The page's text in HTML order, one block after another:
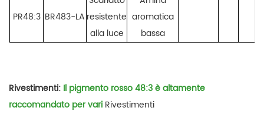
PR48:3 BR483-LA resistente
alla luce
aromatica
bassa
Rivestimenti: Il pigmento rosso 48:3 è altamente
raccomandato per vari Rivestimenti